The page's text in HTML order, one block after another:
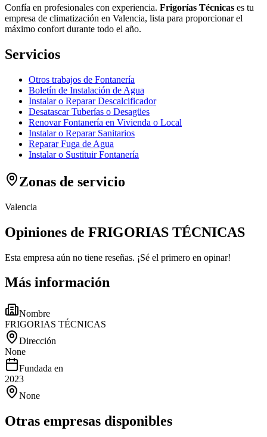
Confía en profesionales con experiencia. Frigorías Técnicas es tu
empresa de climatización en Valencia, lista para proporcionar el
máximo confort durante todo el año.
Servicios
Otros trabajos de Fontanería
Boletín de Instalación de Agua
Instalar o Reparar Descalcificador
Desatascar Tuberías o Desagües
Renovar Fontanería en Vivienda o Local
Instalar o Reparar Sanitarios
Reparar Fuga de Agua
Instalar o Sustituir Fontanería
Zonas de servicio
Valencia
Opiniones de FRIGORIAS TÉCNICAS
Esta empresa aún no tiene reseñas. ¡Sé el primero en opinar!
Más información
Nombre
FRIGORIAS TÉCNICAS
Dirección
None
Fundada en
2023
None
Otras empresas disponibles